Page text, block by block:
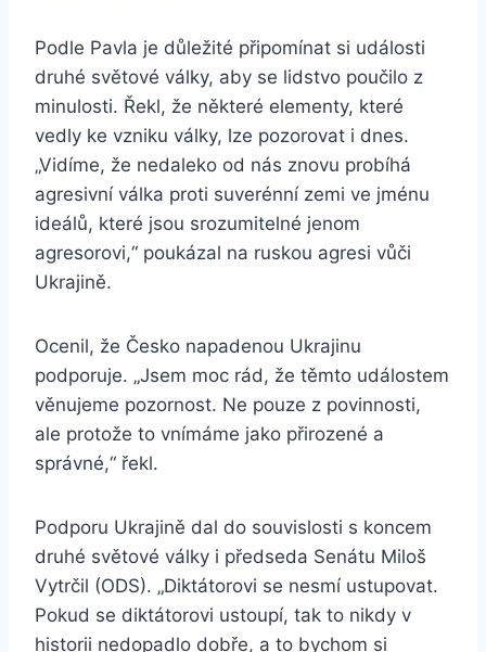
Podle Pavla je důležité připomínat si události
druhé světové války, aby se lidstvo poučilo z
minulosti. Řekl, že některé elementy, které
vedly ke vzniku války, lze pozorovat i dnes.
„Vidíme, že nedaleko od nás znovu probíhá
agresivní válka proti suverénní zemi ve jménu
ideálů, které jsou srozumitelné jenom
agresorovi,“ poukázal na ruskou agresi vůči
Ukrajině.
Ocenil, že Česko napadenou Ukrajinu
podporuje. „Jsem moc rád, že těmto událostem
věnujeme pozornost. Ne pouze z povinnosti,
ale protože to vnímáme jako přirozené a
správné,“ řekl.
Podporu Ukrajině dal do souvislosti s koncem
druhé světové války i předseda Senátu Miloš
Vytrčil (ODS). „Diktátorovi se nesmí ustupovat.
Pokud se diktátorovi ustoupí, tak to nikdy v
historii nedopadlo dobře, a to bychom si